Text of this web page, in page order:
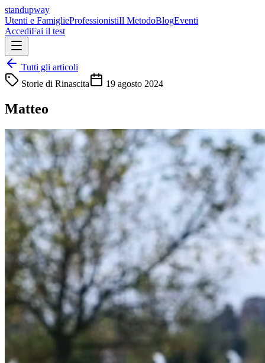
standupway
Utenti e FamiglieProfessionistiIl MetodoBlogEventi
AccediFai il test
Tutti gli articoli
Storie di Rinascita
19 agosto 2024
Matteo